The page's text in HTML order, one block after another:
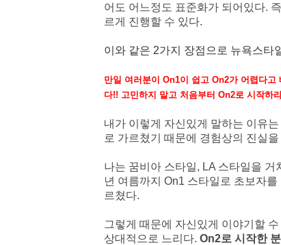
어도 어느정도 표준화가 되어있다.
르게 진행할 수 있다.
이와 같은 2가지 장점으로 뉴욕스타
만일 여러분이 On1이 쉽고 On2가 어렵다
다!! 고민하지 말고 처음부터 On2로 시작하
내가 이렇게 자신있게 말하는 이유
로 가르쳤기 때문에 경험상의 진실
나는 꿈비아 스타일, LA 스타일을
년 여름까지 On1 스타일로 초보자
르쳤다.
그렇게 때문에 자신있게 이야기할 수
상대적으로 느리다. On2로 시작한